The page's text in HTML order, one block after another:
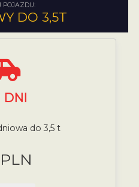
POJAZDU:
DO 3,5T
DNI
do 3,5 t